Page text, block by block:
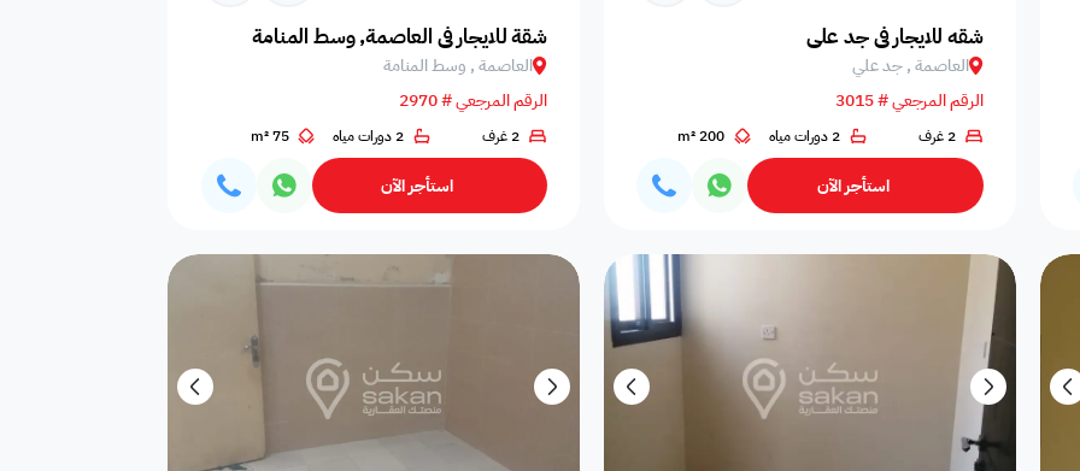
شقه للايجار في جد علي
العاصمة , جد علي
الرقم المرجعي # 3015
2 غرف 2 دورات مياه 200 m²
استأجر الآن
شقة للايجار في العاصمة, وسط المنامة
العاصمة , وسط المنامة
الرقم المرجعي # 2970
2 غرف 2 دورات مياه 75 m²
استأجر الآن